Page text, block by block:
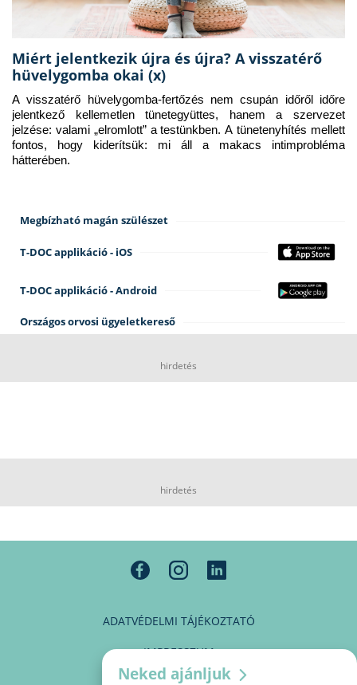
Miért jelentkezik újra és újra? A visszatérő
hüvelygomba okai (x)
A visszatérő hüvelygomba-fertőzés nem csupán időről időre
jelentkező kellemetlen tünetegyüttes, hanem a szervezet
jelzése: valami „elromlott” a testünkben. A tünetenyhítés mellett
fontos, hogy kiderítsük: mi áll a makacs intimprobléma
hátterében.
Megbízható magán szülészet
T-DOC applikáció - iOS
T-DOC applikáció - Android
Országos orvosi ügyeletkereső
hirdetés
hirdetés
ADATVÉDELMI TÁJÉKOZTATÓ
IMPRESSZUM
Neked ajánljuk